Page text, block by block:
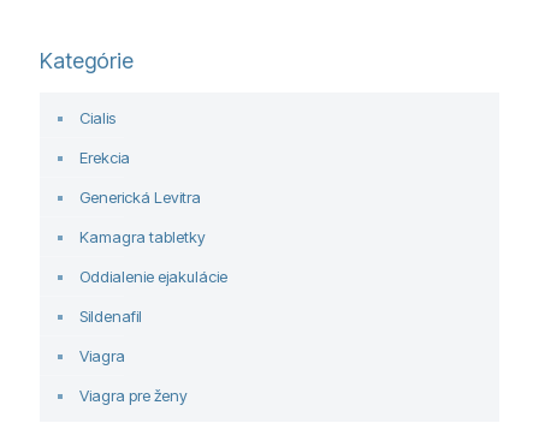
Kategórie
Cialis
Erekcia
Generická Levitra
Kamagra tabletky
Oddialenie ejakulácie
Sildenafil
Viagra
Viagra pre ženy